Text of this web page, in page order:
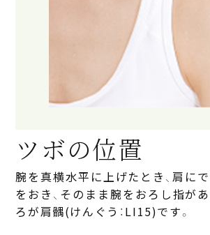
ツボの位置
腕を真横水平に上げたとき、肩に
をおき、そのまま腕をおろし指が
ろが肩髃(けんぐう：LI15)です。